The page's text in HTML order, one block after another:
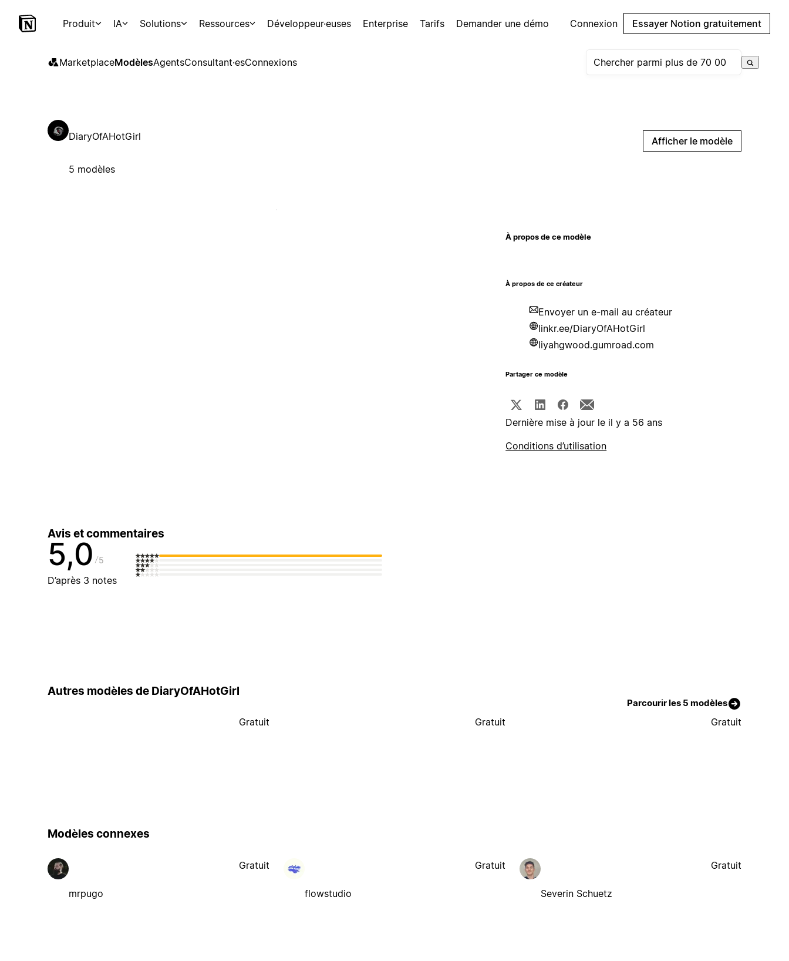
Produit IA Solutions Ressources Développeur·euses Enterprise Tarifs Demander une démo Connexion Essayer Notion gratuitement
MarketplaceModèlesAgentsConsultant·esConnexions
DiaryOfAHotGirl
5 modèles
Afficher le modèle
À propos de ce modèle
À propos de ce créateur
Envoyer un e-mail au créateur
linkr.ee/DiaryOfAHotGirl
liyahgwood.gumroad.com
Partager ce modèle
Dernière mise à jour le il y a 56 ans
Conditions d’utilisation
Avis et commentaires
5,0 5
D’après 3 notes
Autres modèles de DiaryOfAHotGirl
Parcourir les 5 modèles
Gratuit Gratuit Gratuit
Modèles connexes
mrpugo
Gratuit
flowstudio
Gratuit
Severin Schuetz
Gratuit